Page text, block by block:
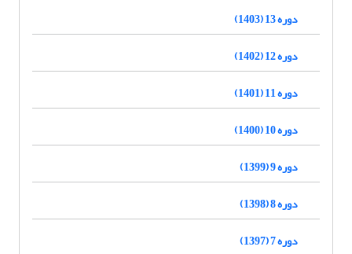
دوره 13 (1403)
دوره 12 (1402)
دوره 11 (1401)
دوره 10 (1400)
دوره 9 (1399)
دوره 8 (1398)
دوره 7 (1397)